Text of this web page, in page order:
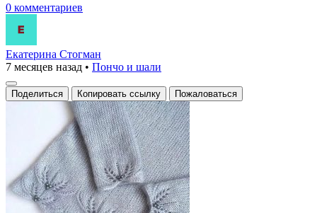
0 комментариев
Екатерина Стогман
7 месяцев назад • Пончо и шали
Поделиться Копировать ссылку Пожаловаться